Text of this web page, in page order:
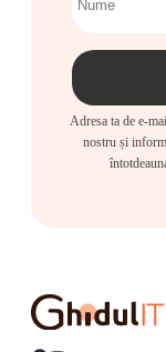
Adresa ta de e-
nostru și